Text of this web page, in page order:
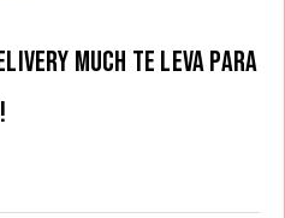
Much te Leva para